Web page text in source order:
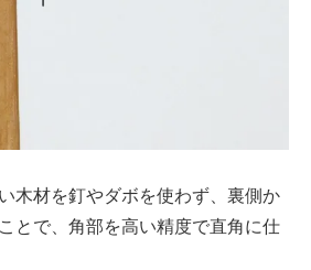
木材を釘やダボを使わず、裏側か
とで、角部を高い精度で直角に仕